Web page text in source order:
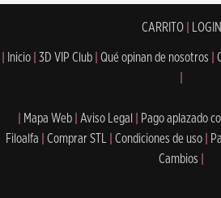
CARRITO| LOGIN
Inicio 3D VIP Club Qué opinan de nosotros
Mapa Web Aviso Legal Pago aplazado
Filoalfa
Comprar STL Condiciones de uso
Cambios